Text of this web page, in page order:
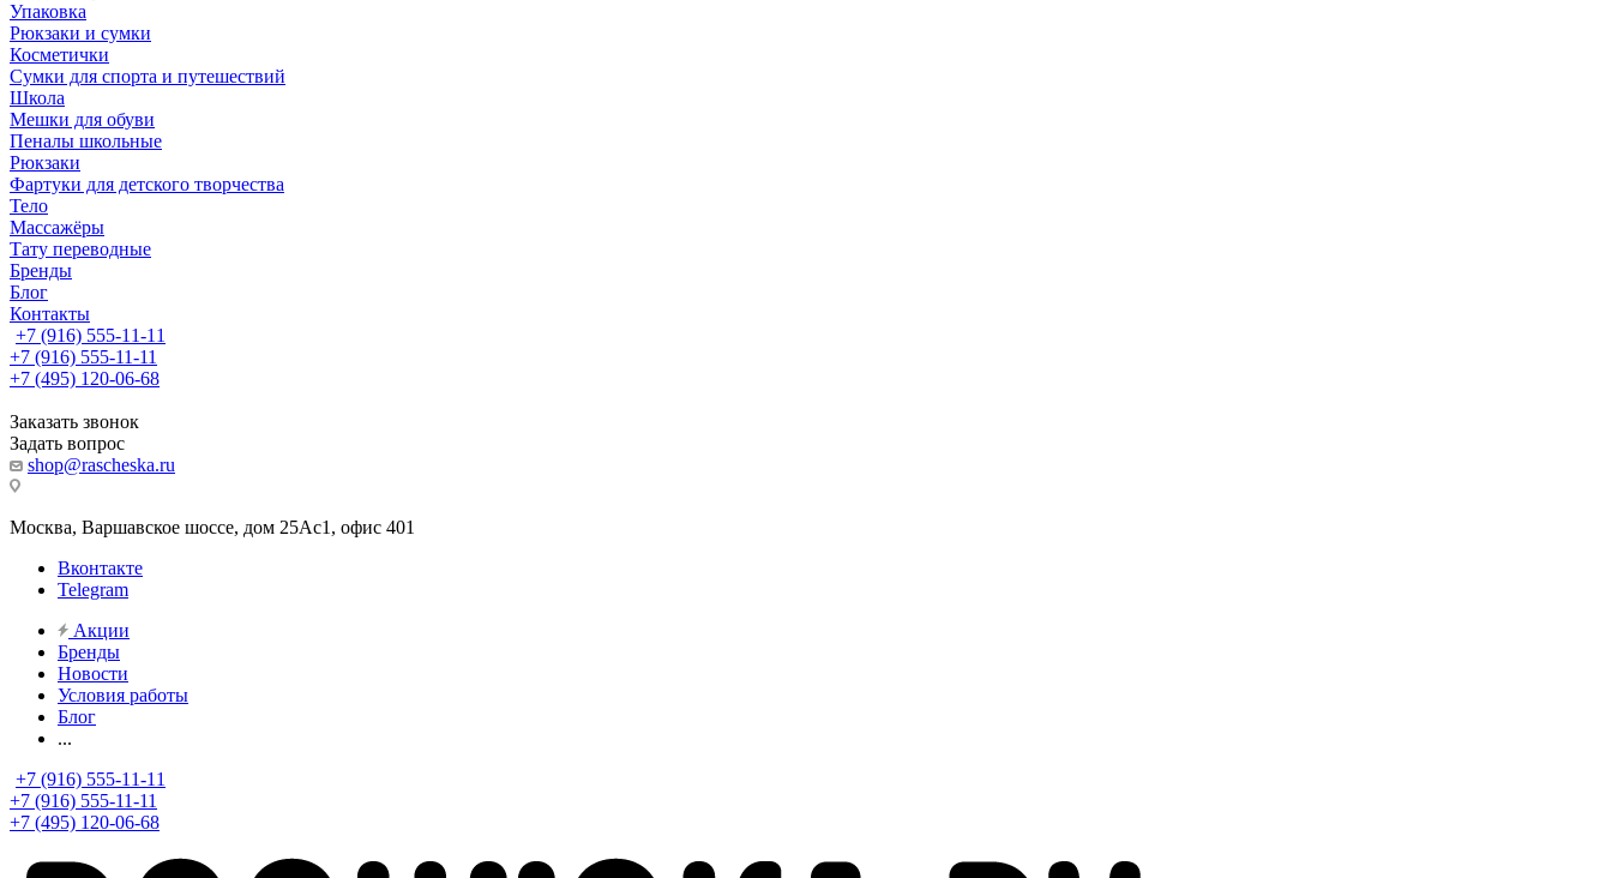
Упаковка
Рюкзаки и сумки
Косметички
Сумки для спорта и путешествий
Школа
Мешки для обуви
Пеналы школьные
Рюкзаки
Фартуки для детского творчества
Тело
Массажёры
Тату переводные
Бренды
Блог
Контакты
+7 (916) 555-11-11
+7 (916) 555-11-11
+7 (495) 120-06-68
Заказать звонок
Задать вопрос
shop@rascheska.ru
Москва, Варшавское шоссе, дом 25Аc1, офис 401
Вконтакте
Telegram
Акции
Бренды
Новости
Условия работы
Блог
...
+7 (916) 555-11-11
+7 (916) 555-11-11
+7 (495) 120-06-68